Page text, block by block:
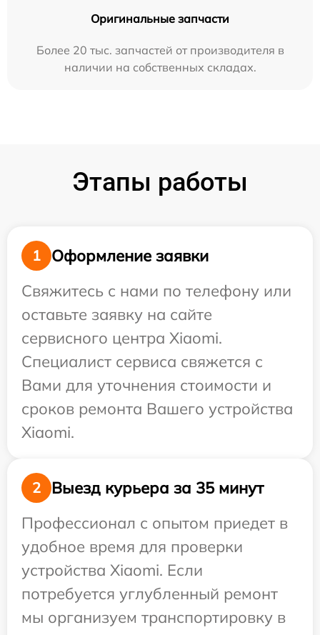
Оригинальные запчасти
Более 20 тыс. запчастей от производителя в
наличии на собственных складах.
Этапы работы
1
Оформление заявки
Свяжитесь с нами по телефону или
оставьте заявку на сайте
сервисного центра Xiaomi.
Специалист сервиса свяжется с
Вами для уточнения стоимости и
сроков ремонта Вашего устройства
Xiaomi.
2
Выезд курьера за 35 минут
Профессионал с опытом приедет в
удобное время для проверки
устройства Xiaomi. Если
потребуется углубленный ремонт
мы организуем транспортировку в